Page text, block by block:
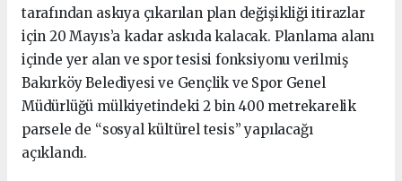
tarafından askıya çıkarılan plan değişikliği itirazlar
için 20 Mayıs’a kadar askıda kalacak. Planlama alanı
içinde yer alan ve spor tesisi fonksiyonu verilmiş
Bakırköy Belediyesi ve Gençlik ve Spor Genel
Müdürlüğü mülkiyetindeki 2 bin 400 metrekarelik
parsele de “sosyal kültürel tesis” yapılacağı
açıklandı.